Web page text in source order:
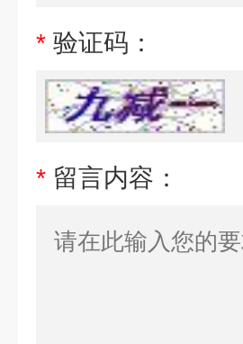
* 验证码：
* 留言内容：